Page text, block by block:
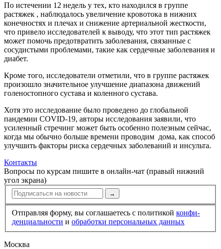
По истечении 12 недель у тех, кто находился в группе
растяжек , наблюдалось увеличение кровотока в нижних
конечностях и плечах и снижение артериальной жесткости,
что привело исследователей к выводу, что этот тип растяжек
может помочь предотвратить заболева­ния, связанные с
сосудистыми проблемами, такие как сердечные заболева­ния и
диабет.
Кроме того, исследователи отметили, что в группе растяжек
произошло значительное улучшение диапазона движений
голеностопного сустава и коленного сустава.
Хотя это исследование было проведено до глобальной
пандемии COVID-19, авторы исследования заявили, что
усиленный стречинг может быть особенно полезным сейчас,
когда мы обычно больше времени проводим дома, как способ
улучшить факторы риска сердечных заболева­ний и инсульта.
Контакты
Вопросы по курсам пишите в онлайн-чат (правый нижний
угол экрана)
→
Отправляя форму, вы соглашаетесь с политикой конфи­
ден­циальности и обработки персональных данных
Москва